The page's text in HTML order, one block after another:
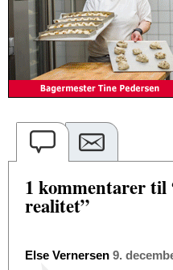
1 kommentarer til
realitet”
Else Vernersen 9.